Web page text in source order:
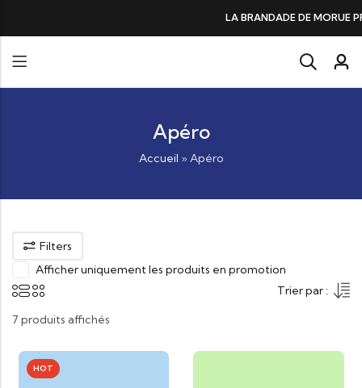
DE MORUE PRÉFÉRÉE DES GOURMANDS, N°1 DANS LES CŒURS ET
Apéro
Accueil » Apéro
Filters
Afficher uniquement les produits en promotion
Trier par :
7 produits affichés
HOT